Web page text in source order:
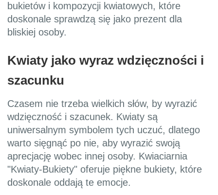
bukietów i kompozycji kwiatowych, które
doskonale sprawdzą się jako prezent dla
bliskiej osoby.
Kwiaty jako wyraz wdzięczności i
szacunku
Czasem nie trzeba wielkich słów, by wyrazić
wdzięczność i szacunek. Kwiaty są
uniwersalnym symbolem tych uczuć, dlatego
warto sięgnąć po nie, aby wyrazić swoją
aprecjację wobec innej osoby. Kwiaciarnia
"Kwiaty-Bukiety" oferuje piękne bukiety, które
doskonale oddają te emocje.